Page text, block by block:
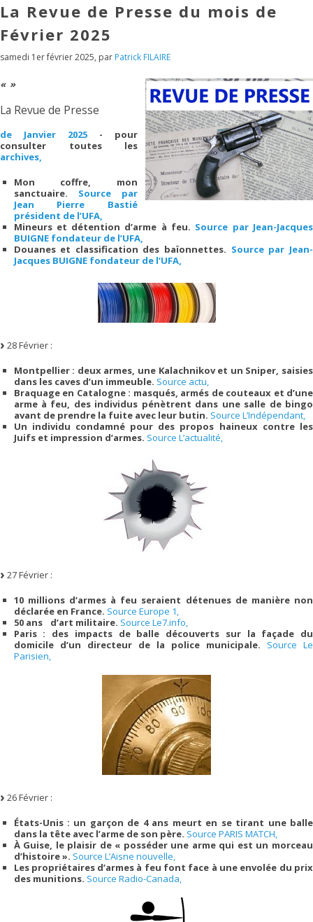
La Revue de Presse du mois de
Février 2025
samedi 1er février 2025, par Patrick FILAIRE
La Revue de Presse
de Janvier 2025 - pour
consulter toutes les
archives,
Mon coffre, mon
sanctuaire. Source par
Jean Pierre Bastié
président de l’UFA,
Mineurs et détention d’arme à feu. Source par Jean-Jacques
BUIGNE fondateur de l’UFA,
Douanes et classification des baïonnettes. Source par Jean-
Jacques BUIGNE fondateur de l’UFA,
28 Février :
Montpellier : deux armes, une Kalachnikov et un Sniper, saisies
dans les caves d’un immeuble. Source actu,
Braquage en Catalogne : masqués, armés de couteaux et d’une
arme à feu, des individus pénètrent dans une salle de bingo
avant de prendre la fuite avec leur butin. Source L’Indépendant,
Un individu condamné pour des propos haineux contre les
Juifs et impression d’armes. Source L’actualité,
27 Février :
10 millions d’armes à feu seraient détenues de manière non
déclarée en France. Source Europe 1,
50 ans d’art militaire. Source Le7.info,
Paris : des impacts de balle découverts sur la façade du
domicile d’un directeur de la police municipale. Source Le
Parisien,
26 Février :
États-Unis : un garçon de 4 ans meurt en se tirant une balle
dans la tête avec l’arme de son père. Source PARIS MATCH,
À Guise, le plaisir de « posséder une arme qui est un morceau
d’histoire ». Source L’Aisne nouvelle,
Les propriétaires d’armes à feu font face à une envolée du prix
des munitions. Source Radio-Canada,